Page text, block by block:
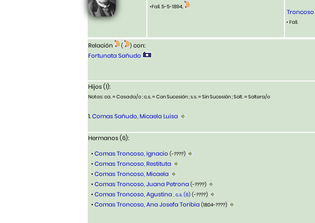
•Fall. 5-5-1894,
• Fall.
Relación ( ) con:
Fortunata Sañudo
Hijos (1):
Notas: ca. = Casada/o ; c.s. = Con Sucesión ; s.s. = Sin Sucesión ; Solt. = Soltera/o
1.Comas Sañudo, Micaela Luisa
Hermanos (6):
•Comas Troncoso, Ignacio (-????)
•Comas Troncoso, Restituta
•Comas Troncoso, Micaela
•Comas Troncoso, Juana Petrona (-????)
•Comas Troncoso, Agustina , c.s. (6) (-????)
•Comas Troncoso, Ana Josefa Toribia (1804-????)